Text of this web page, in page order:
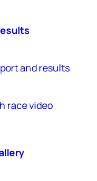
and results
race video